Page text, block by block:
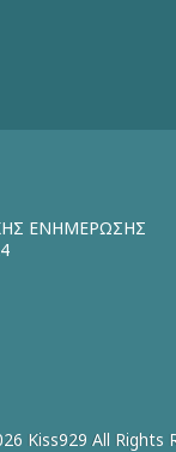
ΕΝΗΜΕΡΩΣΗΣ
Kiss929 All Rights